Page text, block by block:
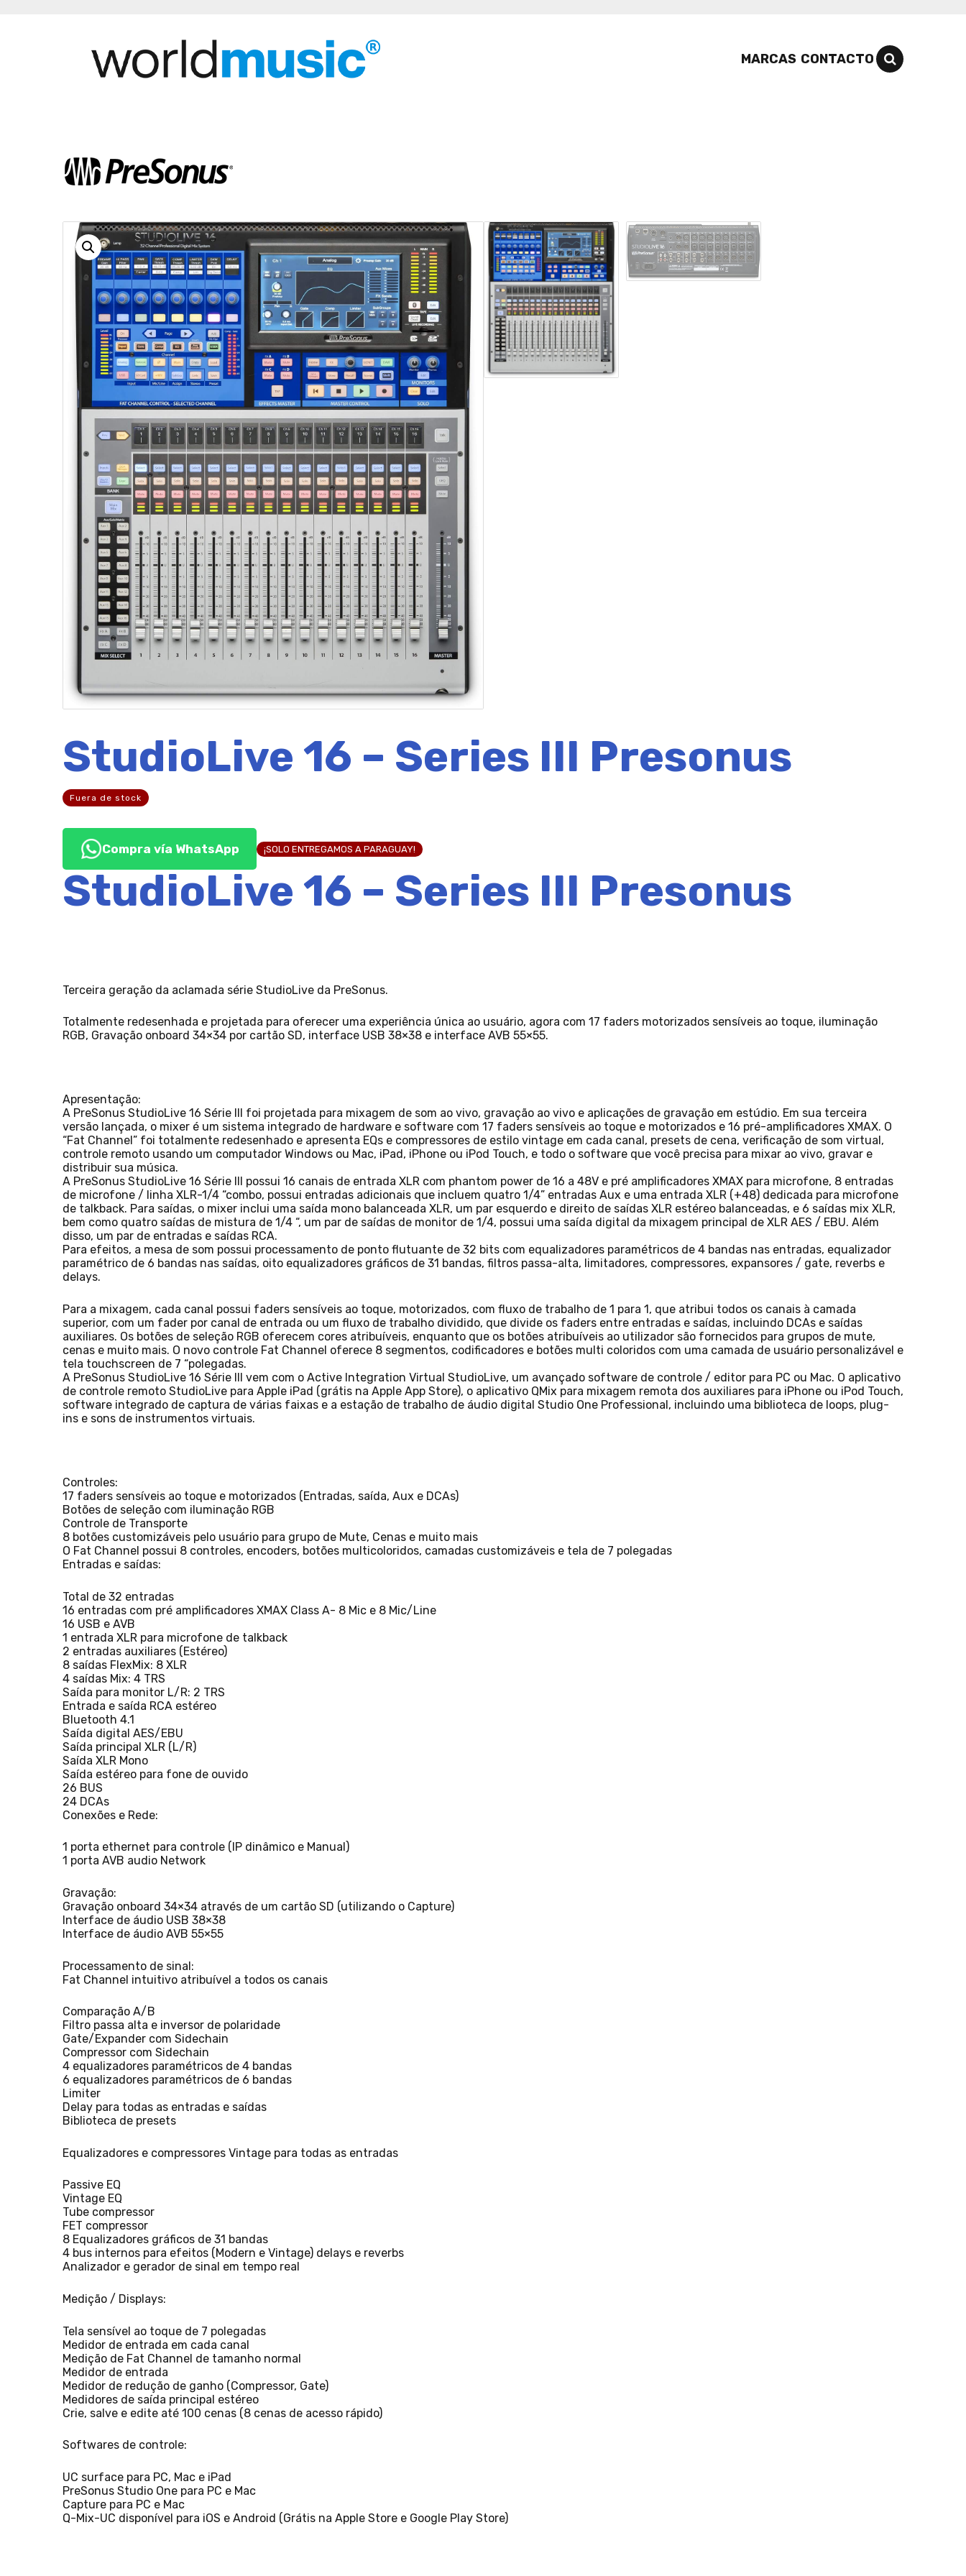
MARCAS CONTACTO
StudioLive 16 – Series III Presonus
Fuera de stock
Compra vía WhatsApp ¡SOLO ENTREGAMOS A PARAGUAY!
StudioLive 16 – Series III Presonus
Terceira geração da aclamada série StudioLive da PreSonus.
Totalmente redesenhada e projetada para oferecer uma experiência única ao usuário, agora com 17 faders motorizados sensíveis ao toque, iluminação
RGB, Gravação onboard 34×34 por cartão SD, interface USB 38×38 e interface AVB 55×55.
Apresentação:
A PreSonus StudioLive 16 Série III foi projetada para mixagem de som ao vivo, gravação ao vivo e aplicações de gravação em estúdio. Em sua terceira
versão lançada, o mixer é um sistema integrado de hardware e software com 17 faders sensíveis ao toque e motorizados e 16 pré-amplificadores XMAX. O
“Fat Channel” foi totalmente redesenhado e apresenta EQs e compressores de estilo vintage em cada canal, presets de cena, verificação de som virtual,
controle remoto usando um computador Windows ou Mac, iPad, iPhone ou iPod Touch, e todo o software que você precisa para mixar ao vivo, gravar e
distribuir sua música.
A PreSonus StudioLive 16 Série III possui 16 canais de entrada XLR com phantom power de 16 a 48V e pré amplificadores XMAX para microfone, 8 entradas
de microfone / linha XLR-1/4 “combo, possui entradas adicionais que incluem quatro 1/4” entradas Aux e uma entrada XLR (+48) dedicada para microfone
de talkback. Para saídas, o mixer inclui uma saída mono balanceada XLR, um par esquerdo e direito de saídas XLR estéreo balanceadas, e 6 saídas mix XLR,
bem como quatro saídas de mistura de 1/4 “, um par de saídas de monitor de 1/4, possui uma saída digital da mixagem principal de XLR AES / EBU. Além
disso, um par de entradas e saídas RCA.
Para efeitos, a mesa de som possui processamento de ponto flutuante de 32 bits com equalizadores paramétricos de 4 bandas nas entradas, equalizador
paramétrico de 6 bandas nas saídas, oito equalizadores gráficos de 31 bandas, filtros passa-alta, limitadores, compressores, expansores / gate, reverbs e
delays.
Para a mixagem, cada canal possui faders sensíveis ao toque, motorizados, com fluxo de trabalho de 1 para 1, que atribui todos os canais à camada
superior, com um fader por canal de entrada ou um fluxo de trabalho dividido, que divide os faders entre entradas e saídas, incluindo DCAs e saídas
auxiliares. Os botões de seleção RGB oferecem cores atribuíveis, enquanto que os botões atribuíveis ao utilizador são fornecidos para grupos de mute,
cenas e muito mais. O novo controle Fat Channel oferece 8 segmentos, codificadores e botões multi coloridos com uma camada de usuário personalizável e
tela touchscreen de 7 “polegadas.
A PreSonus StudioLive 16 Série III vem com o Active Integration Virtual StudioLive, um avançado software de controle / editor para PC ou Mac. O aplicativo
de controle remoto StudioLive para Apple iPad (grátis na Apple App Store), o aplicativo QMix para mixagem remota dos auxiliares para iPhone ou iPod Touch,
software integrado de captura de várias faixas e a estação de trabalho de áudio digital Studio One Professional, incluindo uma biblioteca de loops, plug-
ins e sons de instrumentos virtuais.
Controles:
17 faders sensíveis ao toque e motorizados (Entradas, saída, Aux e DCAs)
Botões de seleção com iluminação RGB
Controle de Transporte
8 botões customizáveis pelo usuário para grupo de Mute, Cenas e muito mais
O Fat Channel possui 8 controles, encoders, botões multicoloridos, camadas customizáveis e tela de 7 polegadas
Entradas e saídas:
Total de 32 entradas
16 entradas com pré amplificadores XMAX Class A- 8 Mic e 8 Mic/Line
16 USB e AVB
1 entrada XLR para microfone de talkback
2 entradas auxiliares (Estéreo)
8 saídas FlexMix: 8 XLR
4 saídas Mix: 4 TRS
Saída para monitor L/R: 2 TRS
Entrada e saída RCA estéreo
Bluetooth 4.1
Saída digital AES/EBU
Saída principal XLR (L/R)
Saída XLR Mono
Saída estéreo para fone de ouvido
26 BUS
24 DCAs
Conexões e Rede:
1 porta ethernet para controle (IP dinâmico e Manual)
1 porta AVB audio Network
Gravação:
Gravação onboard 34×34 através de um cartão SD (utilizando o Capture)
Interface de áudio USB 38×38
Interface de áudio AVB 55×55
Processamento de sinal:
Fat Channel intuitivo atribuível a todos os canais
Comparação A/B
Filtro passa alta e inversor de polaridade
Gate/Expander com Sidechain
Compressor com Sidechain
4 equalizadores paramétricos de 4 bandas
6 equalizadores paramétricos de 6 bandas
Limiter
Delay para todas as entradas e saídas
Biblioteca de presets
Equalizadores e compressores Vintage para todas as entradas
Passive EQ
Vintage EQ
Tube compressor
FET compressor
8 Equalizadores gráficos de 31 bandas
4 bus internos para efeitos (Modern e Vintage) delays e reverbs
Analizador e gerador de sinal em tempo real
Medição / Displays:
Tela sensível ao toque de 7 polegadas
Medidor de entrada em cada canal
Medição de Fat Channel de tamanho normal
Medidor de entrada
Medidor de redução de ganho (Compressor, Gate)
Medidores de saída principal estéreo
Crie, salve e edite até 100 cenas (8 cenas de acesso rápido)
Softwares de controle:
UC surface para PC, Mac e iPad
PreSonus Studio One para PC e Mac
Capture para PC e Mac
Q-Mix-UC disponível para iOS e Android (Grátis na Apple Store e Google Play Store)